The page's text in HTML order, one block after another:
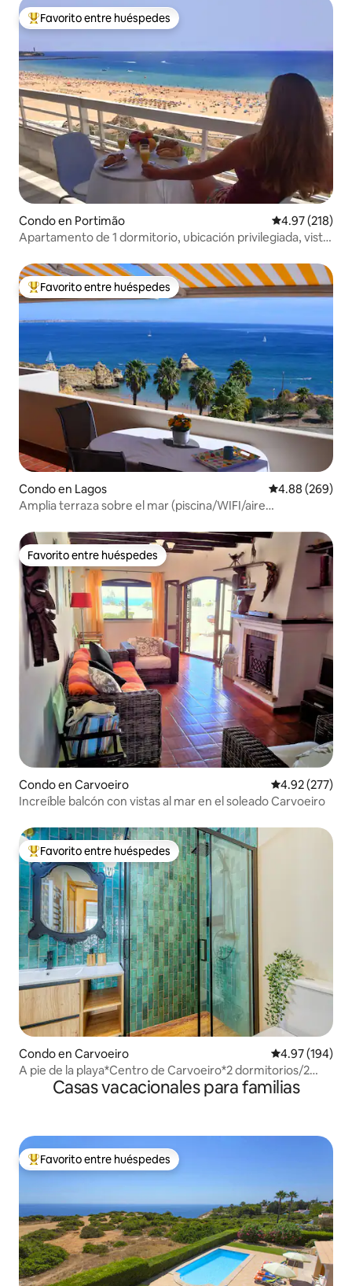
Favorito entre huéspedes preferido
Favorito entre huéspedes
Condo en Portimão Calificación
4.97 (218)
Apartamento de 1 dormitorio, ubicación privilegiada, vista
Favorito entre huéspedes preferido
Favorito entre huéspedes
Condo en Lagos Calificación
4.88 (269)
Amplia terraza sobre el mar (piscina/WIFI/aire
Favorito entre huéspedes
Favorito entre huéspedes
Condo en Carvoeiro Calificación
4.92 (277)
Increíble balcón con vistas al mar en el soleado Carvoeiro
Favorito entre huéspedes preferido
Favorito entre huéspedes
Condo en Carvoeiro Calificación
4.97 (194)
A pie de la playa*Centro de Carvoeiro*2 dormitorios/2
Casas vacacionales para familias
Favorito entre huéspedes preferido
Favorito entre huéspedes